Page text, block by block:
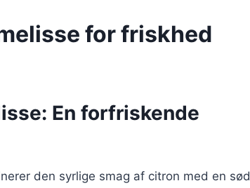
for friskhed
En forfriskende
den syrlige smag af citron med en sød